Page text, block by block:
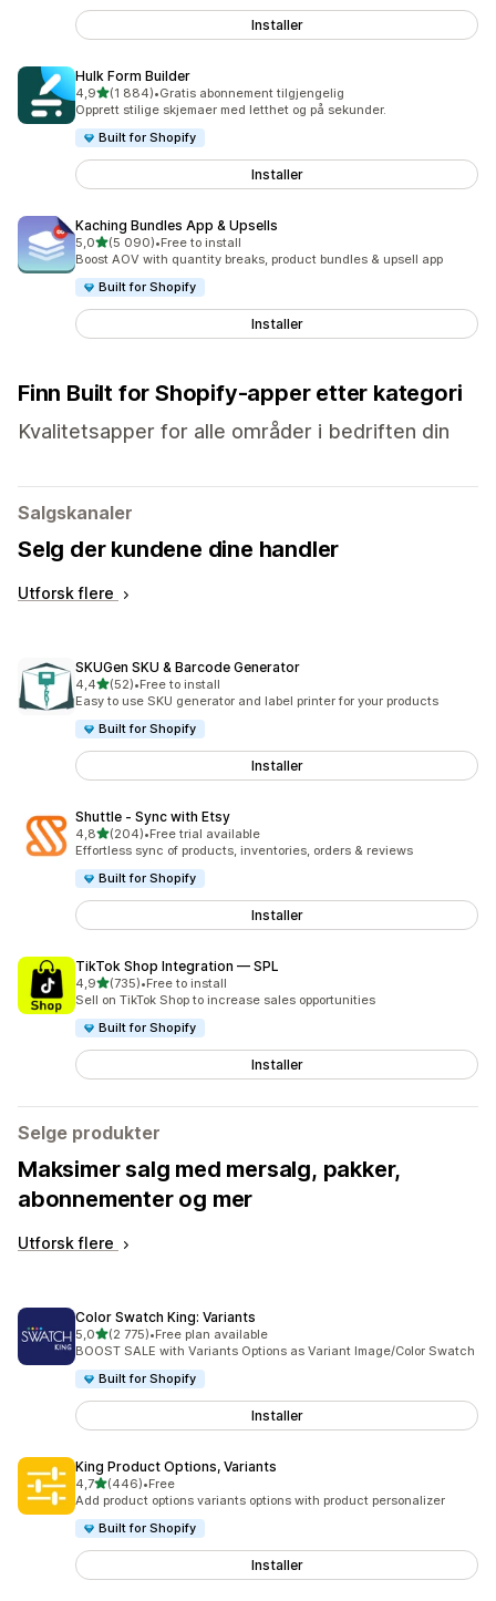
Installer
Hulk Form Builder
4,9av 5 stjerner
(1 884)
Totalt 1884 omtaler
•Gratis abonnement tilgjengelig
Opprett stilige skjemaer med letthet og på sekunder.
Built for Shopify
Installer
Kaching Bundles App & Upsells
5,0av 5 stjerner
(5 090)
Totalt 5090 omtaler
•Free to install
Boost AOV with quantity breaks, product bundles & upsell app
Built for Shopify
Installer
Finn Built for Shopify-apper etter kategori
Kvalitetsapper for alle områder i bedriften din
Salgskanaler
Selg der kundene dine handler
Utforsk flere
SKUGen SKU & Barcode Generator
4,4av 5 stjerner
(52)
Totalt 52 omtaler
•Free to install
Easy to use SKU generator and label printer for your products
Built for Shopify
Installer
Shuttle ‑ Sync with Etsy
4,8av 5 stjerner
(204)
Totalt 204 omtaler
•Free trial available
Effortless sync of products, inventories, orders & reviews
Built for Shopify
Installer
TikTok Shop Integration — SPL
4,9av 5 stjerner
(735)
Totalt 735 omtaler
•Free to install
Sell on TikTok Shop to increase sales opportunities
Built for Shopify
Installer
Selge produkter
Maksimer salg med mersalg, pakker,
abonnementer og mer
Utforsk flere
Color Swatch King: Variants
5,0av 5 stjerner
(2 775)
Totalt 2775 omtaler
•Free plan available
BOOST SALE with Variants Options as Variant Image/Color Swatch
Built for Shopify
Installer
King Product Options, Variants
4,7av 5 stjerner
(446)
Totalt 446 omtaler
•Free
Add product options variants options with product personalizer
Built for Shopify
Installer